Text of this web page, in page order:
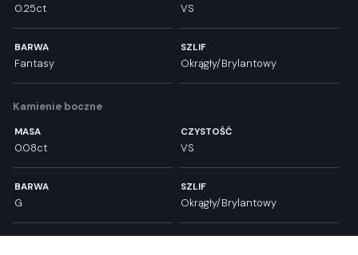
0.25ct VS
BARWA
Fantasy
SZLIF
Okrągły/Brylantowy
Kamienie boczne
MASA
0.08ct
CZYSTOŚĆ
VS
BARWA
G
SZLIF
Okrągły/Brylantowy